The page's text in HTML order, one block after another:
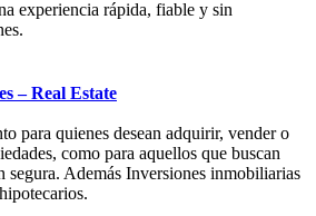
experiencia rápida, fiable y sin
– Real Estate
para quienes desean adquirir, vender o
como para aquellos que buscan
segura. Además Inversiones inmobiliarias